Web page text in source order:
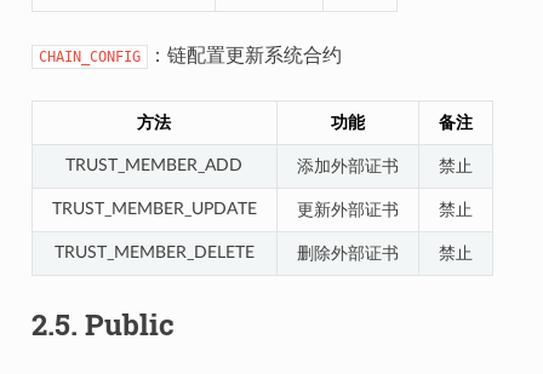
CHAIN_CONFIG ：链配置更新系统合约
方法 功能 备注
TRUST_MEMBER_ADD 添加外部证书 禁止
TRUST_MEMBER_UPDATE 更新外部证书 禁止
TRUST_MEMBER_DELETE 删除外部证书 禁止
2.5. Public